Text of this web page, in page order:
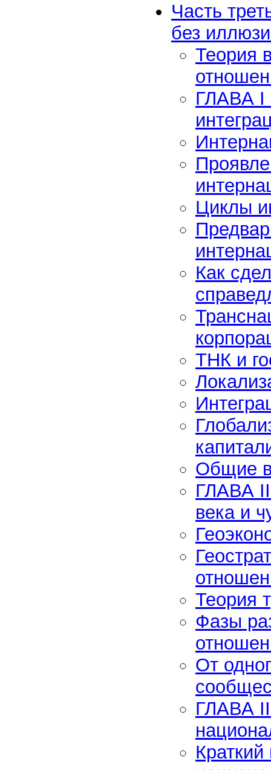
Часть
без
Теория
ГЛАВА I
Циклы
Как
ТНК и
Общие
ГЛАВА II
века и
Теория
Фазы
От
ГЛАВА